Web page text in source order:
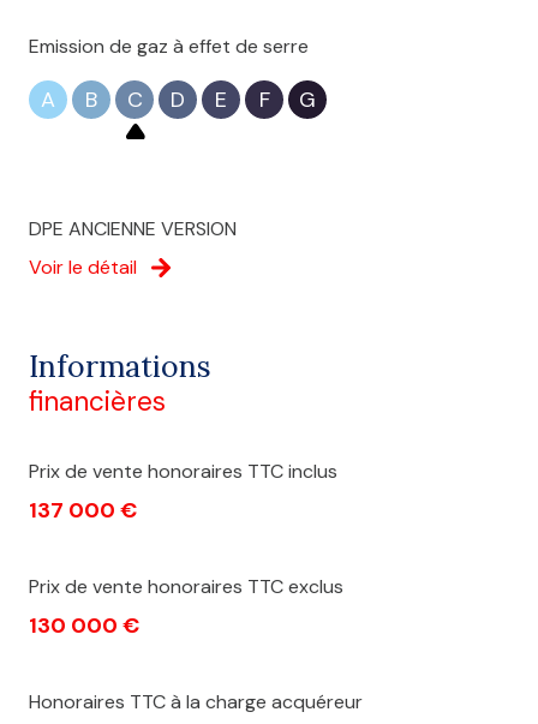
Emission de gaz à effet de serre
A B C D E F G
DPE ANCIENNE VERSION
Voir le détail
Informations
financières
Prix de vente honoraires TTC inclus
137 000 €
Prix de vente honoraires TTC exclus
130 000 €
Honoraires TTC à la charge acquéreur